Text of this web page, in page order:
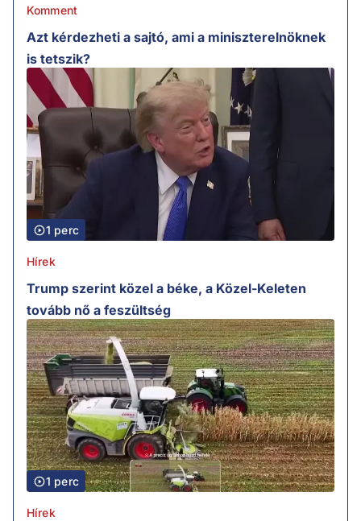
Komment
Azt kérdezheti a sajtó, ami a miniszterelnöknek
is tetszik?
1 perc
Hírek
Trump szerint közel a béke, a Közel-Keleten
tovább nő a feszültség
1 perc
Hírek